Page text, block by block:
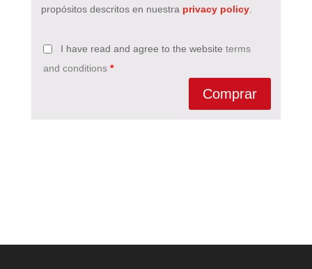
propósitos descritos en nuestra privacy policy.
I have read and agree to the website terms
and conditions *
Comprar